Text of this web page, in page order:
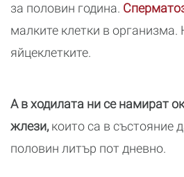
за половин година.
малките клетки в организма.
яйцеклетките.
А в ходилата ни се намират
жлези,които са в състояние
половин литър пот дневно.